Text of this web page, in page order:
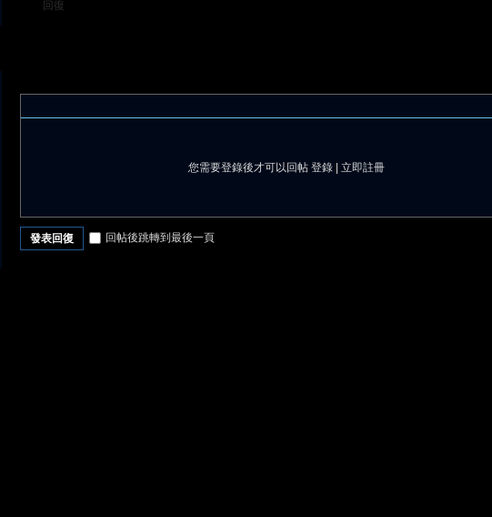
回復
您需要登錄後才可以回帖 登錄 立即註冊
發表回復 回帖後跳轉到最後一頁